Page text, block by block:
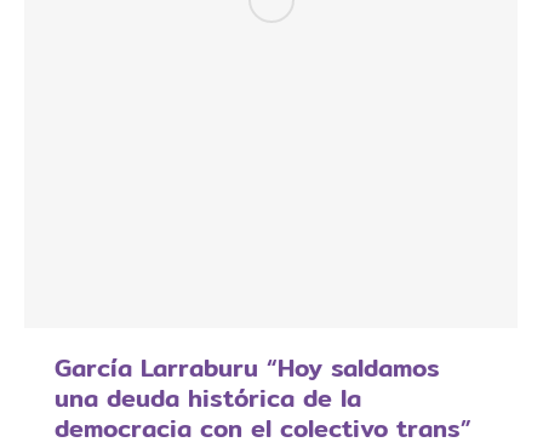
García Larraburu “Hoy saldamos
una deuda histórica de la
democracia con el colectivo trans”